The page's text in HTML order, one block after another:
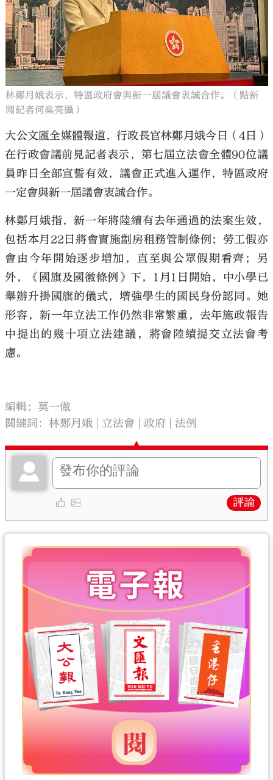
林鄭月娥表示，特區政府會與新一屆議會衷誠合作。（點新
聞記者何燊亮攝）
大公文匯全媒體報道，行政長官林鄭月娥今日（4日）
在行政會議前見記者表示，第七屆立法會全體90位議
員昨日全部宣誓有效，議會正式進入運作，特區政府
一定會與新一屆議會衷誠合作。
林鄭月娥指，新一年將陸續有去年通過的法案生效，
包括本月22日將會實施劏房租務管制條例；勞工假亦
會由今年開始逐步增加，直至與公眾假期看齊；另
外，《國旗及國徽條例》下，1月1日開始，中小學已
舉辦升掛國旗的儀式，增強學生的國民身份認同。她
形容，新一年立法工作仍然非常繁重，去年施政報告
中提出的幾十項立法建議，將會陸續提交立法會考
慮。
編輯：莫一傲
關鍵詞：林鄭月娥 立法會 政府 法例
評論